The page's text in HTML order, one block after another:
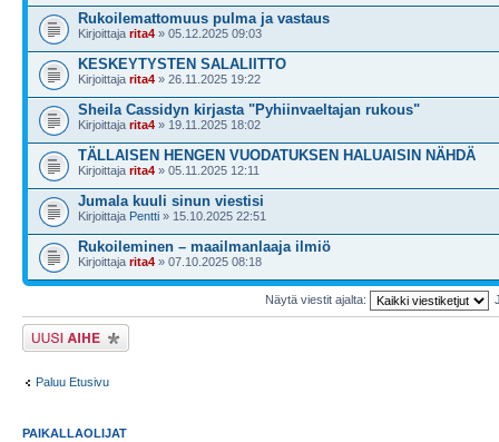
Rukoilemattomuus pulma ja vastaus
Kirjoittaja rita4 » 05.12.2025 09:03
KESKEYTYSTEN SALALIITTO
Kirjoittaja rita4 » 26.11.2025 19:22
Sheila Cassidyn kirjasta "Pyhiinvaeltajan rukous"
Kirjoittaja rita4 » 19.11.2025 18:02
TÄLLAISEN HENGEN VUODATUKSEN HALUAISIN NÄHDÄ
Kirjoittaja rita4 » 05.11.2025 12:11
Jumala kuuli sinun viestisi
Kirjoittaja Pentti » 15.10.2025 22:51
Rukoileminen – maailmanlaaja ilmiö
Kirjoittaja rita4 » 07.10.2025 08:18
Näytä viestit ajalta:
Lähetä uusi viesti
Paluu Etusivu
PAIKALLAOLIJAT